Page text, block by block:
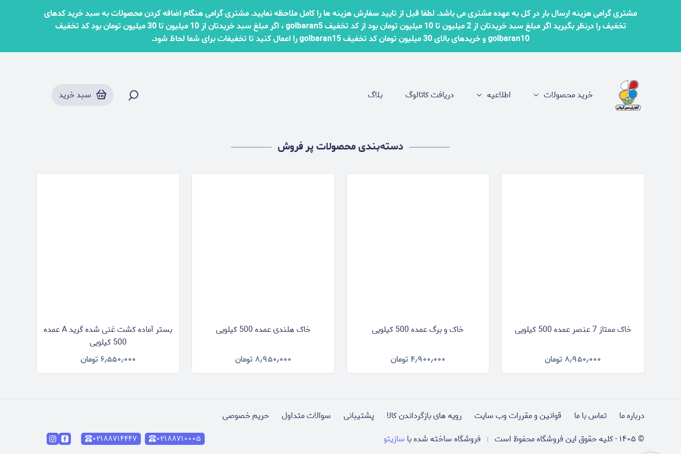
مشتری گرامی هزینه ارسال بار در کل به عهده مشتری می باشد. لطفا قبل از تایید سفارش هزینه ها را کامل ملاحظه نمایید. مشتری گرامی هنگام اضافه کردن محصولات به سبد خرید کدهای
تخفیف را درنظر بگیرید اگر مبلغ سبد خریدتان از 2 میلیون تا 10 میلیون تومان بود از کد تخفیف golbaran5 ، اگر مبلغ سبد خریدتان از 10 میلیون تا 30 میلیون تومان بود کد تخفیف
golbaran10 و خریدهای بالای 30 میلیون تومان کد تخفیف golbaran15 را اعمال کنید تا تخفیفات برای شما لحاظ شود.
خرید محصولات اطلاعیه دریافت کاتالوگ بلاگ سبد خرید
دسته‌بندی محصولات پر فروش
خاک ممتاز 7 عنصر عمده 500 کیلویی
۸٫۹۵۰٫۰۰۰ تومان
خاک و برگ عمده 500 کیلویی
۴٫۹۰۰٫۰۰۰ تومان
خاک هلندی عمده 500 کیلویی
۸٫۹۵۰٫۰۰۰ تومان
بستر آماده کشت غنی شده گرید A عمده
500 کیلویی
۶٫۵۵۰٫۰۰۰ تومان
درباره ما تماس با ما قوانین و مقررات وب سایت رویه های بازگرداندن کالا پشتیبانی سوالات متداول
حریم خصوصی
©۱۴۰۵-کلیه حقوق این فروشگاه محفوظ است فروشگاه ساخته شده با سازیتو ۰۲۱۸۸۷۱۰۰۰۵ ۰۲۱۸۸۷۱۴۴۴۷